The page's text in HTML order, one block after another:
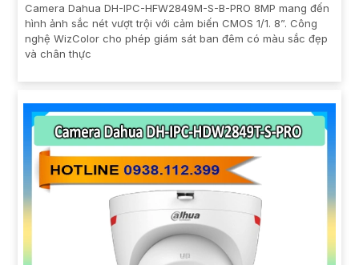
Camera Dahua DH-IPC-HFW2849M-S-B-PRO 8MP mang đến
hình ảnh sắc nét vượt trội với cảm biến CMOS 1/1. 8”. Công
nghệ WizColor cho phép giám sát ban đêm có màu sắc đẹp
và chân thực